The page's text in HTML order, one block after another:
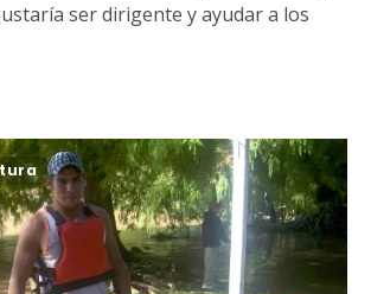
ser dirigente y ayudar a los